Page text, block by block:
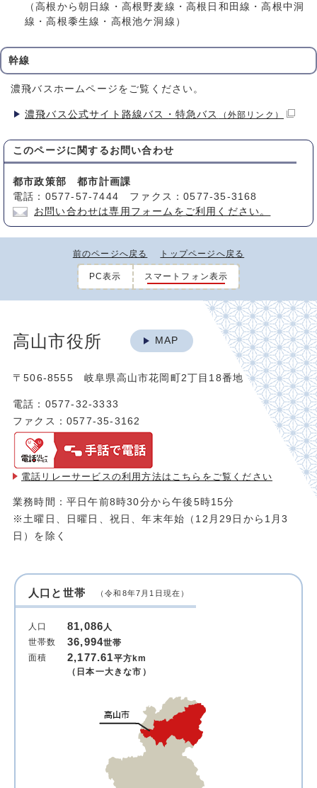
（高根から朝日線・高根野麦線・高根日和田線・高根中洞
線・高根黍生線・高根池ケ洞線）
幹線
濃飛バスホームページをご覧ください。
濃飛バス公式サイト路線バス・特急バス （外部リンク）
このページに関する お問い合わせ
都市政策部 都市計画課
電話：0577-57-7444 ファクス：0577-35-3168
お問い合わせは専用フォームをご利用ください。
前のページへ戻る トップページへ戻る
PC表示 スマートフォン表示
高山市役所 MAP
〒506-8555 岐阜県高山市花岡町2丁目18番地
電話：0577-32-3333
ファクス：0577-35-3162
電話リレーサービスの利用方法は こちらをご覧ください
業務時間：平日午前8時30分から午後5時15分
※土曜日、日曜日、祝日、年末年始（12月29日から1月3
日）を除く
人口と世帯 （令和8年7月1日現在）
人口 81,086 人
世帯数
36,994世帯
面積
2,177.61平方km
（日本一大きな市）